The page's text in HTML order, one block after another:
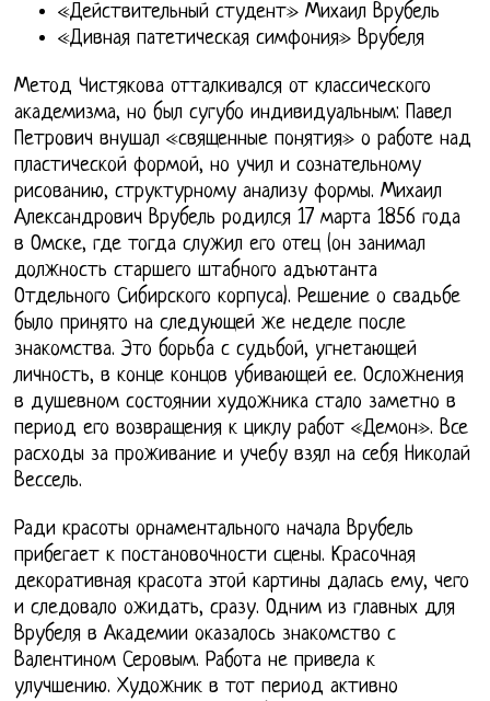
«Действительный студент» Михаил Врубель
«Дивная патетическая симфония» Врубеля
Метод Чистякова отталкивался от классического
академизма, но был сугубо индивидуальным: Павел
Петрович внушал «священные понятия» о работе над
пластической формой, но учил и сознательному
рисованию, структурному анализу формы. Михаил
Александрович Врубель родился 17 марта 1856 года
в Омске, где тогда служил его отец (он занимал
должность старшего штабного адъютанта
Отдельного Сибирского корпуса). Решение о свадьбе
было принято на следующей же неделе после
знакомства. Это борьба с судьбой, угнетающей
личность, в конце концов убивающей ее. Осложнения
в душевном состоянии художника стало заметно в
период его возвращения к циклу работ «Демон». Все
расходы за проживание и учебу взял на себя Николай
Вессель.
Ради красоты орнаментального начала Врубель
прибегает к постановочности сцены. Красочная
декоративная красота этой картины далась ему, чего
и следовало ожидать, сразу. Одним из главных для
Врубеля в Академии оказалось знакомство с
Валентином Серовым. Работа не привела к
улучшению. Художник в тот период активно